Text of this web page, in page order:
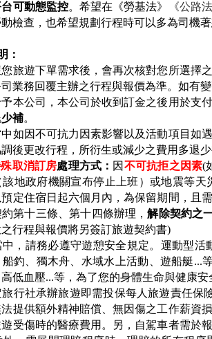
可動態監控。希望在《勞基法》
《公路
檢查，也希望規劃行程時可以多為司機
：
旅遊下單需求後，會再次核對您所選擇
業務回覆主辦之行程與報價為準。如有
本公司，本公司於收到訂金之後用於支
補。
如因不可抗力因素影響以及活動項目如
後更改行程，所衍生或減少之費用多退
取消訂房處理方式： 因 不可抗拒之因素(
地政府機關宣布停止上班）或地震等
定住宿日起六個月內，為保留期間，且
第十三條、第十四條辦理，解除契約之
行程與報價將另簽訂旅遊契約書)
，請務必遵守遊憩安全規定。運動型
釣、獨木舟、水域水上活動、遊船艇...
低血壓...等，為了您的身體生命與健康
行社承辦旅遊即需投保每人旅遊責任保
法提供額外精神賠償、無因傷之工作薪資
受傷時的醫療費用。另，自駕車者需於